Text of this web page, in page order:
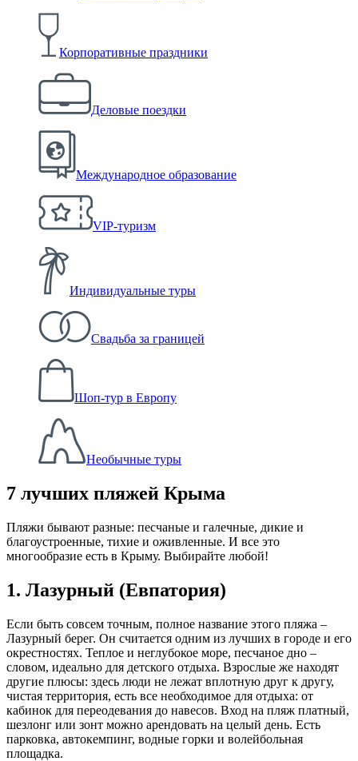
Корпоративные праздники
Деловые поездки
Международное образование
VIP-туризм
Индивидуальные туры
Свадьба за границей
Шоп-тур в Европу
Необычные туры
7 лучших пляжей Крыма
Пляжи бывают разные: песчаные и галечные, дикие и
благоустроенные, тихие и оживленные. И все это
многообразие есть в Крыму. Выбирайте любой!
1. Лазурный (Евпатория)
Если быть совсем точным, полное название этого пляжа –
Лазурный берег. Он считается одним из лучших в городе и его
окрестностях. Теплое и неглубокое море, песчаное дно –
словом, идеально для детского отдыха. Взрослые же находят
другие плюсы: здесь люди не лежат вплотную друг к другу,
чистая территория, есть все необходимое для отдыха: от
кабинок для переодевания до навесов. Вход на пляж платный,
шезлонг или зонт можно арендовать на целый день. Есть
парковка, автокемпинг, водные горки и волейбольная
площадка.